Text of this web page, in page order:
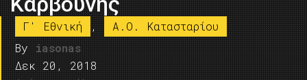
Γ' Εθνική ,
A.O. Kατασταρίου
By iasonas
Δεκ 20, 2018